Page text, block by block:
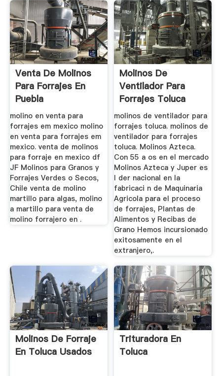
Venta De Molinos
Para Forrajes En
Puebla
molino en venta para
forrajes em mexico molino
en venta para forrajes em
mexico. venta de molinos
para forraje en mexico df
JF Molinos para Granos y
Forrajes Verdes o Secos,
Chile venta de molino
martillo para algas, molino
a martillo para venta de
molino forrajero en .
Molinos De
Ventilador Para
Forrajes Toluca
molinos de ventilador para
forrajes toluca. molinos de
ventilador para forrajes
toluca. Molinos Azteca.
Con 55 a os en el mercado
Molinos Azteca y Juper es
l der nacional en la
fabricaci n de Maquinaria
Agricola para el proceso
de forrajes, Plantas de
Alimentos y Recibas de
Grano Hemos incursionado
exitosamente en el
extranjero,.
Molinos De Forraje
En Toluca Usados
Trituradora En
Toluca